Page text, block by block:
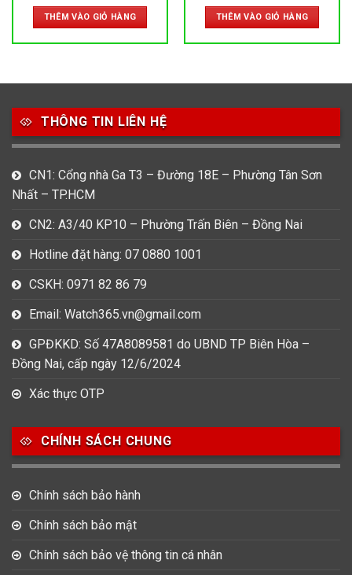
là:
59,500,000 ₫.
tại
là:
53,500,000 ₫.
THÊM VÀO GIỎ HÀNG
là:
22,000,000 ₫.
tại
là:
THÊM VÀO GIỎ HÀNG
THÔNG TIN LIÊN HỆ
CN1: Cổng nhà Ga T3 – Đường 18E – Phường Tân Sơn
Nhất – TP.HCM
CN2: A3/40 KP10 – Phường Trấn Biên – Đồng Nai
Hotline đặt hàng: 07 0880 1001
CSKH: 0971 82 86 79
Email: Watch365.vn@gmail.com
GPĐKKD: Số 47A8089581 do UBND TP Biên Hòa –
Đồng Nai, cấp ngày 12/6/2024
Xác thực OTP
CHÍNH SÁCH CHUNG
Chính sách bảo hành
Chính sách bảo mật
Chính sách bảo vệ thông tin cá nhân